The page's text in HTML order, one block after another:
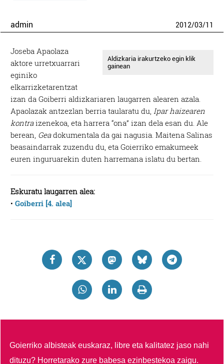
admin 2012/03/11
Aldizkaria irakurtzeko egin klik
gainean
Joseba Apaolaza
aktore urretxuarrari
eginiko
elkarrizketarentzat
izan da Goiberri aldizkariaren laugarren alearen azala.
Apaolazak antzezlan berria taularatu du,Ipar haizearen
kontraizenekoa, eta harrera “ona” izan dela esan du. Ale
berean, Geadokumentala da gai nagusia. Maitena Salinas
beasaindarrak zuzendu du, eta Goierriko emakumeek
euren inguruarekin duten harremana islatu du bertan.
Eskuratu laugarren alea:
•Goiberri [4. alea]
Goierriko albisteak euskaraz, libre eta kalitatez jaso nahi
dituzu? Horretarako zure babesa ezinbestekoa zaigu.